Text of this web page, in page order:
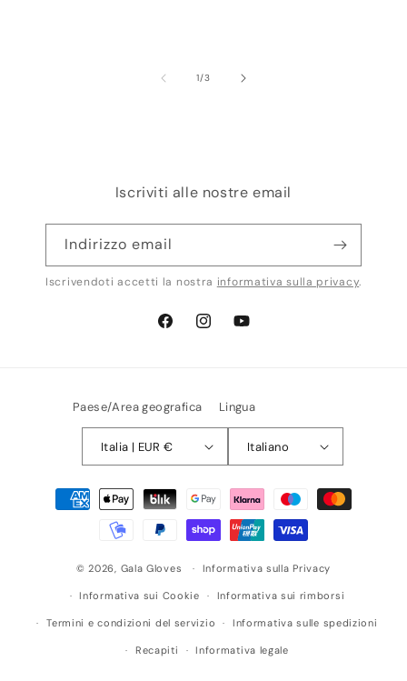
1/su
3
Iscriviti alle nostre email
Indirizzo email
Iscrivendoti accetti la nostra informativa sulla privacy.
FacebookInstagramYouTube
Paese/Area geografica
Italia | EUR €
Lingua
Italiano
Metodi
© 2026, Gala Gloves Informativa sulla Privacy
Informativa sui Cookie Informativa sui rimborsi
Termini e condizioni del servizio Informativa sulle spedizioni
Recapiti Informativa legale